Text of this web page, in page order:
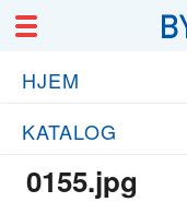
HJEM
KATALOG
0155.jpg